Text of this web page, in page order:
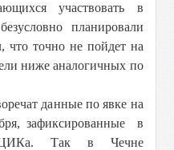
участвовать в
планировали
что точно не пойдет на
ниже аналогичных по
данные по явке на
зафиксированные в
ЦИКа. Так в Чечне